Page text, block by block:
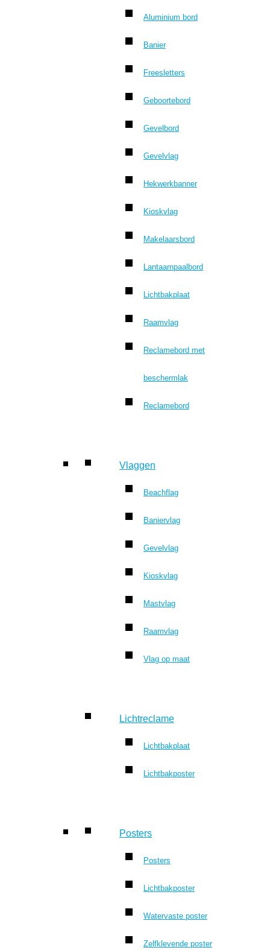
Aluminium bord
Banier
Freesletters
Geboortebord
Gevelbord
Gevelvlag
Hekwerkbanner
Kioskvlag
Makelaarsbord
Lantaarnpaalbord
Lichtbakplaat
Raamvlag
Reclamebord met
beschermlak
Reclamebord
Vlaggen
Beachflag
Baniervlag
Gevelvlag
Kioskvlag
Mastvlag
Raamvlag
Vlag op maat
Lichtreclame
Lichtbakplaat
Lichtbakposter
Posters
Posters
Lichtbakposter
Watervaste poster
Zelfklevende poster